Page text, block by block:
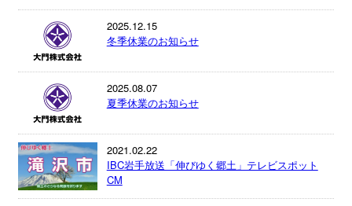
2025.12.15
冬季休業のお知らせ
2025.08.07
夏季休業のお知らせ
2021.02.22
IBC岩手放送「伸びゆく郷土」テレビスポット
CM